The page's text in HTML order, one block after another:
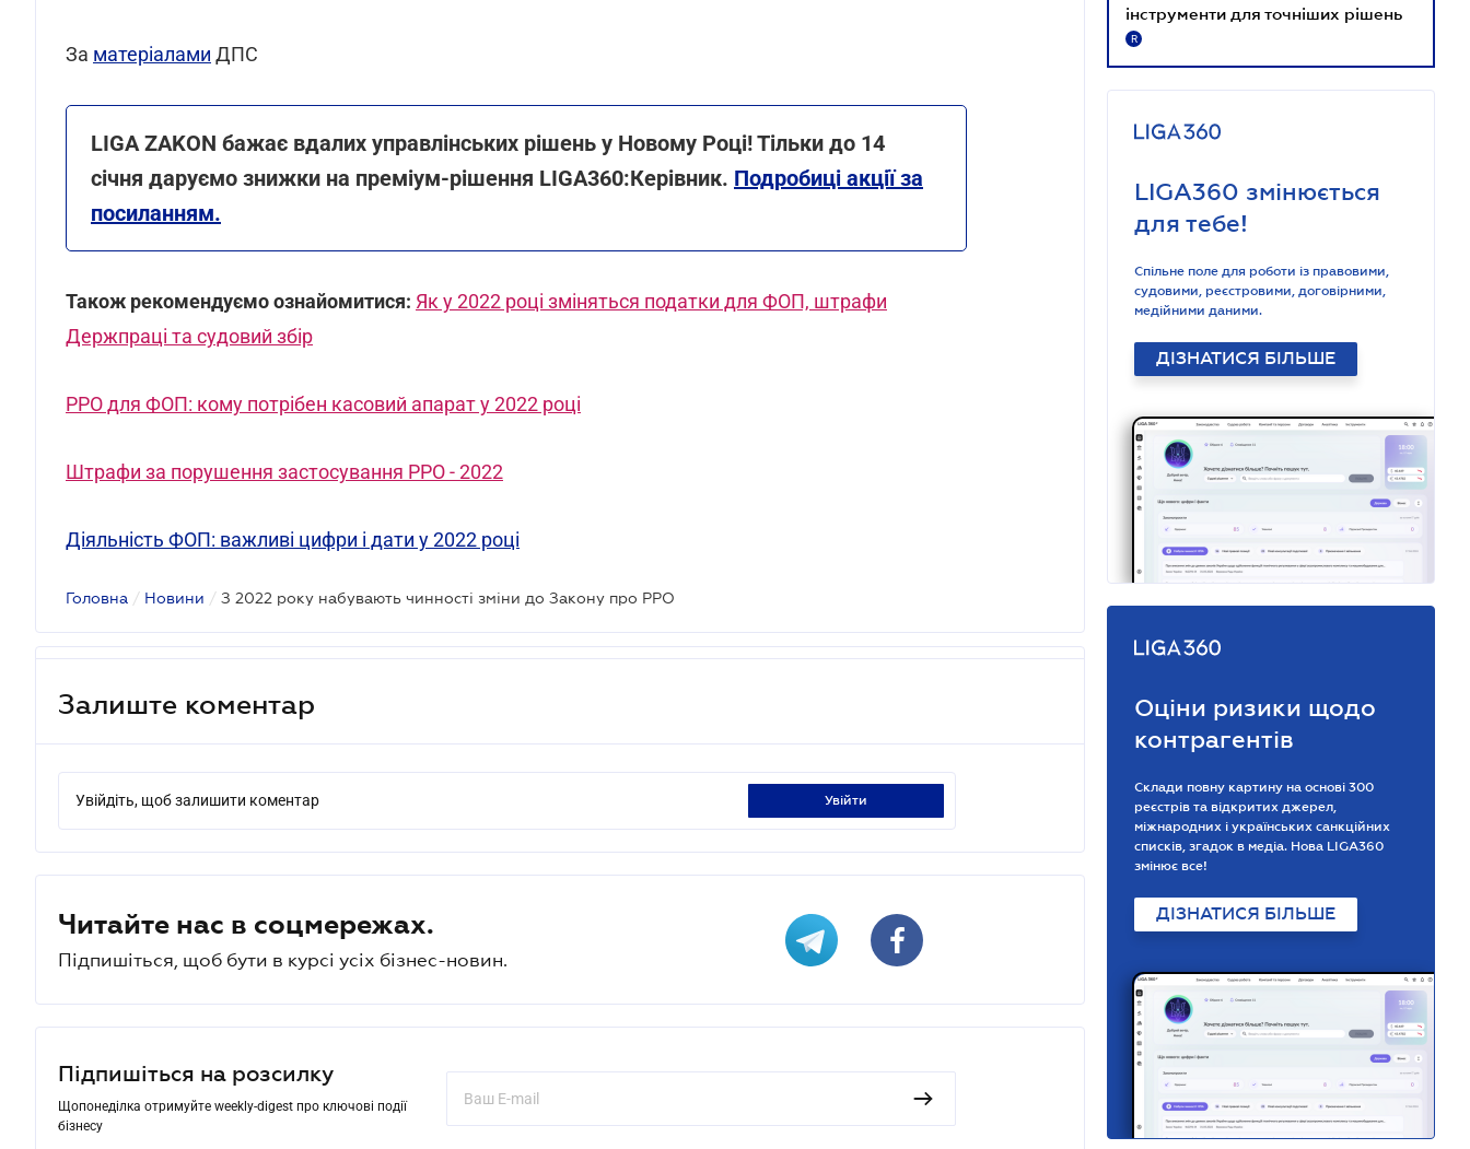
За матеріалами ДПС
LIGA ZAKON бажає вдалих управлінських рішень у Новому Році! Тільки до 14
січня даруємо знижки на преміум-рішення LIGA360:Керівник. Подробиці акції за
посиланням.
Також рекомендуємо ознайомитися: Як у 2022 році зміняться податки для ФОП, штрафи
Держпраці та судовий збір
РРО для ФОП: кому потрібен касовий апарат у 2022 році
Штрафи за порушення застосування РРО - 2022
Діяльність ФОП: важливі цифри і дати у 2022 році
Головна / Новини / З 2022 року набувають чинності зміни до Закону про РРО
Залиште коментар
Увійдіть, щоб залишити коментар увійти
Читайте нас в соцмережах.
Підпишіться, щоб бути в курсі усіх бізнес-новин.
Підпишіться на розсилку
Щопонеділка отримуйте weekly-digest про ключові події
бізнесу
інструменти для точніших рішень
R
LIGA360 змінюється
для тебе!
Спільне поле для роботи із правовими,
судовими, реєстровими, договірними,
медійними даними.
ДІЗНАТИСЯ БІЛЬШЕ
Оціни ризики щодо
контрагентів
Склади повну картину на основі 300
реєстрів та відкритих джерел,
міжнародних і українських санкційних
списків, згадок в медіа. Нова LIGA360
змінює все!
ДІЗНАТИСЯ БІЛЬШЕ